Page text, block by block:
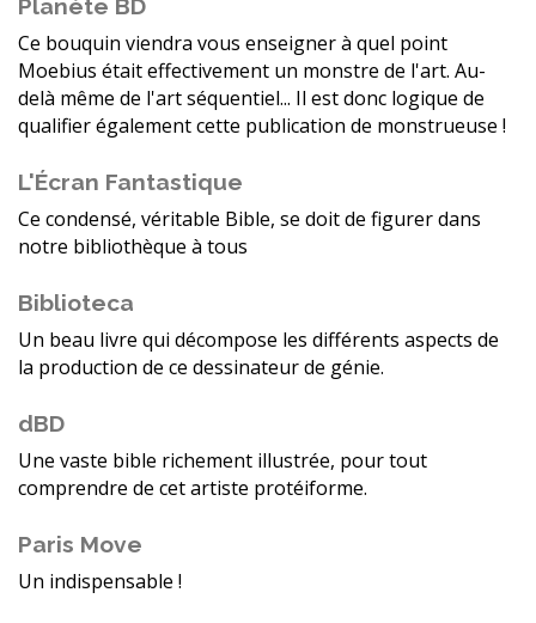
Planète BD
Ce bouquin viendra vous enseigner à quel point
Moebius était effectivement un monstre de l'art. Au-
delà même de l'art séquentiel... Il est donc logique de
qualifier également cette publication de monstrueuse !
L'Écran Fantastique
Ce condensé, véritable Bible, se doit de figurer dans
notre bibliothèque à tous
Biblioteca
Un beau livre qui décompose les différents aspects de
la production de ce dessinateur de génie.
dBD
Une vaste bible richement illustrée, pour tout
comprendre de cet artiste protéiforme.
Paris Move
Un indispensable !